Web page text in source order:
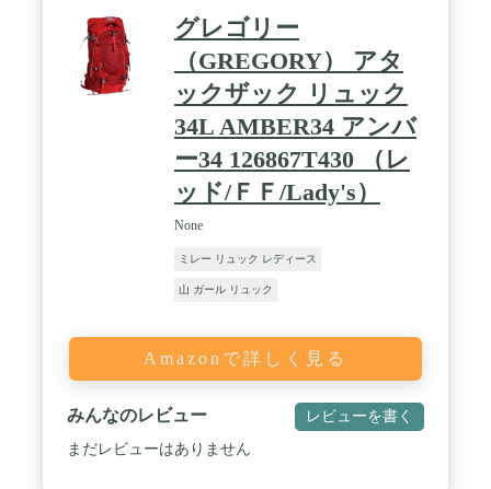
グレゴリー
（GREGORY） アタ
ックザック リュック
34L AMBER34 アンバ
ー34 126867T430 （レ
ッド/ＦＦ/Lady's）
None
ミレー リュック レディース
山 ガール リュック
Amazonで詳しく見る
みんなのレビュー レビューを書く
まだレビューはありません